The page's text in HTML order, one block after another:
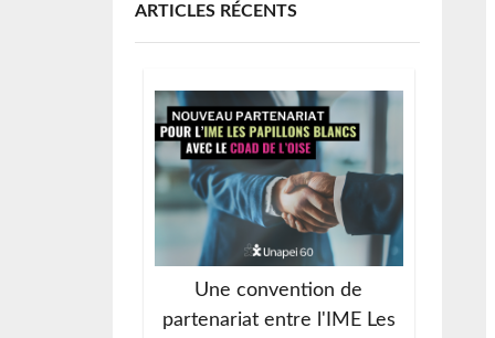
ARTICLES RÉCENTS
Une convention de
partenariat entre l'IME Les